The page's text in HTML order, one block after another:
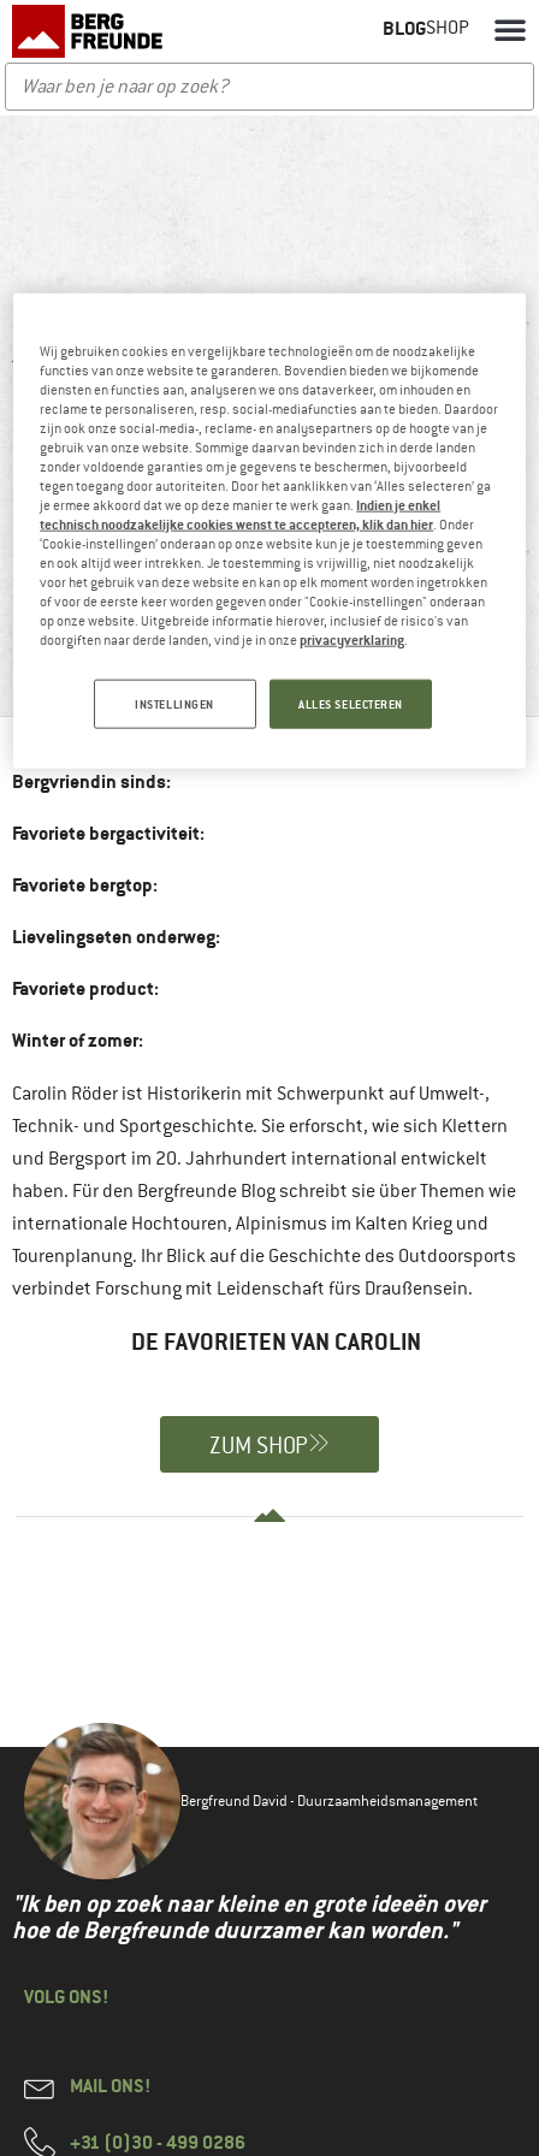
BLOGSHOP
Blog /Auteurs/ Carolin
BERGVRIENDIN CAROLIN
Bergvriendin sinds:
Favoriete bergactiviteit:
Favoriete bergtop:
Lievelingseten onderweg:
Favoriete product:
Winter of zomer:
Carolin Röder ist Historikerin mit Schwerpunkt auf Umwelt-,
Technik- und Sportgeschichte. Sie erforscht, wie sich Klettern
und Bergsport im 20. Jahrhundert international entwickelt
haben. Für den Bergfreunde Blog schreibt sie über Themen wie
internationale Hochtouren, Alpinismus im Kalten Krieg und
Tourenplanung. Ihr Blick auf die Geschichte des Outdoorsports
verbindet Forschung mit Leidenschaft fürs Draußensein.
DE FAVORIETEN VAN CAROLIN
ZUM SHOP
Bergfreund David - Duurzaamheidsmanagement
"Ik ben op zoek naar kleine en grote ideeën over
hoe de Bergfreunde duurzamer kan worden."
VOLG ONS!
MAIL ONS!
+31 (0)30 - 499 0286
Wij gebruiken cookies en vergelijkbare technologieën om de noodzakelijke
functies van onze website te garanderen. Bovendien bieden we bijkomende
diensten en functies aan, analyseren we ons dataverkeer, om inhouden en
reclame te personaliseren, resp. social-mediafuncties aan te bieden. Daardoor
zijn ook onze social-media-, reclame- en analysepartners op de hoogte van je
gebruik van onze website. Sommige daarvan bevinden zich in derde landen
zonder voldoende garanties om je gegevens te beschermen, bijvoorbeeld
tegen toegang door autoriteiten. Door het aanklikken van ‘Alles selecteren’ ga
je ermee akkoord dat we op deze manier te werk gaan. Indien je enkel
technisch noodzakelijke cookies wenst te accepteren, klik dan hier . Onder
‘Cookie-instellingen’ onderaan op onze website kun je je toestemming geven
en ook altijd weer intrekken. Je toestemming is vrijwillig, niet noodzakelijk
voor het gebruik van deze website en kan op elk moment worden ingetrokken
of voor de eerste keer worden gegeven onder "Cookie-instellingen" onderaan
op onze website. Uitgebreide informatie hierover, inclusief de risico's van
doorgiften naar derde landen, vind je in onzeprivacyverklaring
INSTELLINGEN ALLES SELECTEREN